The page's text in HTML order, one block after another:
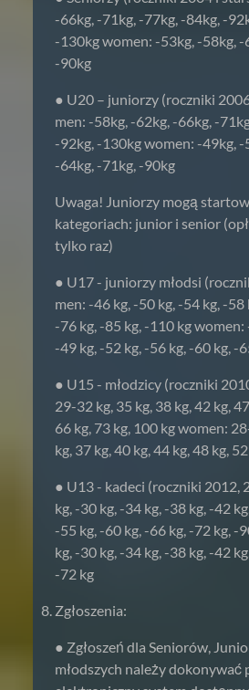
-66kg, -71kg, -77kg, -84kg, -
-130kg women: -53kg, -58kg, -
-90kg
● U20 – juniorzy (roczniki
men: -58kg, -62kg, -66kg, -
-92kg, -130kg women: -49kg, -
-64kg, -71kg, -90kg
Uwaga! Juniorzy mogą
kategoriach: junior i senior
tylko raz)
● U17 - juniorzy młodsi
men: -46 kg, -50 kg, -54 kg, -58
-76 kg, -85 kg, -110 kg women:
-49 kg, -52 kg, -56 kg, -60 kg, -
● U15 - młodzicy (roczniki
29-32 kg, 35 kg, 38 kg, 42 kg,
66 kg, 73 kg, 100 kg women:
kg, 37 kg, 40 kg, 44 kg, 48 kg,
● U13 - kadeci (roczniki 2012,
kg, -30 kg, -34 kg, -38 kg, -42
-55 kg, -60 kg, -66 kg, -72 kg, -
kg, -30 kg, -34 kg, -38 kg, -42
-72 kg
Zgłoszenia:
● Zgłoszeń dla Seniorów,
młodszych należy dokonywać